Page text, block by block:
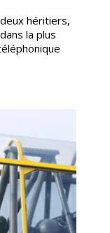
héritiers,
la plus